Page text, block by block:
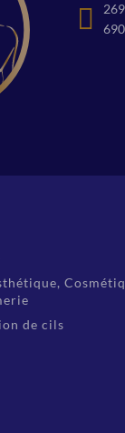
de cils